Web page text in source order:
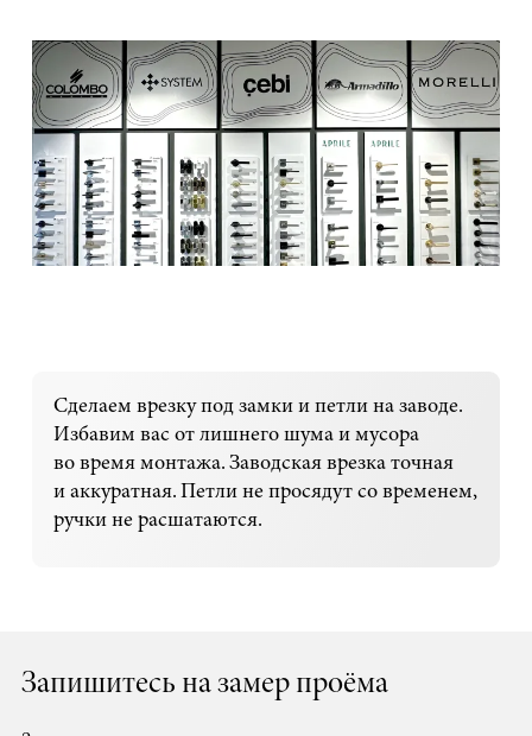
Сделаем врезку под замки и петли на заводе.
Избавим вас от лишнего шума и мусора
во время монтажа. Заводская врезка точная
и аккуратная. Петли не просядут со временем,
ручки не расшатаются.
Запишитесь на замер проёма